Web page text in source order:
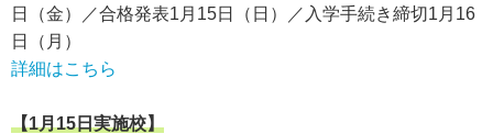
日（金）／合格発表1月15日（日）／入学手続き締切1月16
日（月）
詳細はこちら
【1月15日実施校】